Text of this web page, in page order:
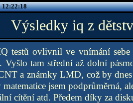
12:22:18
Výsledky iq z
testů ovlivnil ve vnímání sebe
Vyšlo tam střední až dolní
a známky LMD, což by
jsem podprůměrná,
cítění atd. Předem díky za